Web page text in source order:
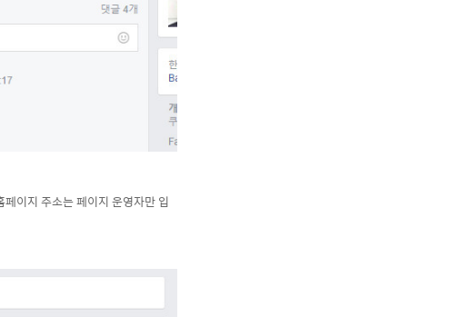
이지 주소는 페이지 운영자만 입